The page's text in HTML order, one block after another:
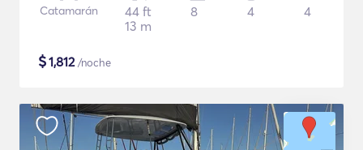
Catamarán
44 ft
13 m
8 4 4
$1,812/noche